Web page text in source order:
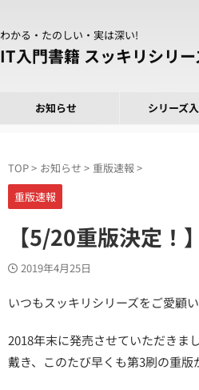
わかる・たのしい・実は深い!
IT入門書籍 スッキリシリ
お知らせ シリーズ
TOP> お知らせ > 重版速報 >
重版速報
【5/20重版決定
2019年4月25日
いつもスッキリシリーズをご愛顧
2018年末に発売させていただきま
戴き、このたび早くも第3刷の重版